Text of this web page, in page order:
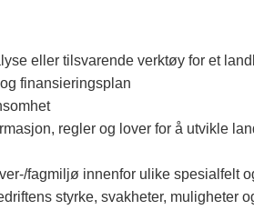
eller tilsvarende verktøy for et
finansieringsplan
regler og lover for å utvikle
fagmiljø innenfor ulike spesialfelt
styrke, svakheter, muligheter